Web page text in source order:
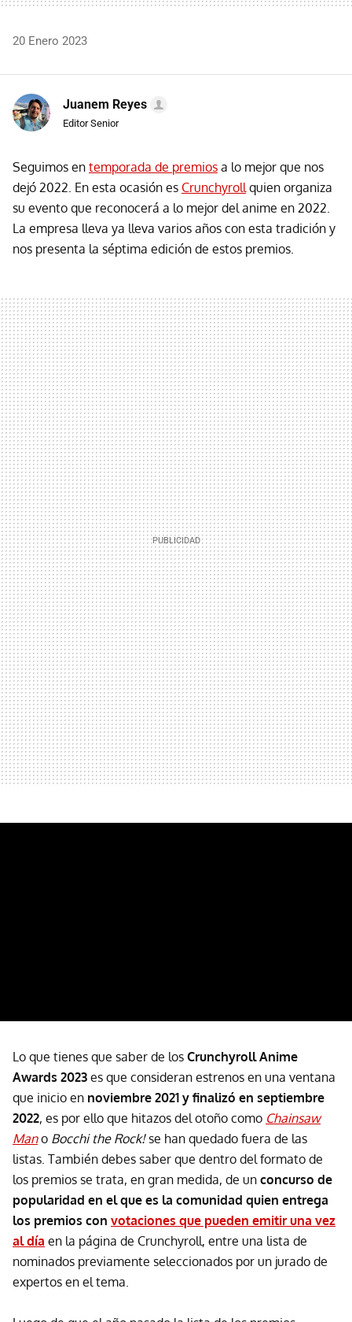
20 Enero 2023
Juanem Reyes
Editor Senior
Seguimos en temporada de premios a lo mejor que nos
dejó 2022. En esta ocasión es Crunchyroll quien organiza
su evento que reconocerá a lo mejor del anime en 2022.
La empresa lleva ya lleva varios años con esta tradición y
nos presenta la séptima edición de estos premios.
Lo que tienes que saber de los Crunchyroll Anime
Awards 2023 es que consideran estrenos en una ventana
que inicio en noviembre 2021 y finalizó en septiembre
2022, es por ello que hitazos del otoño como Chainsaw
Mano Bocchi the Rock!se han quedado fuera de las
listas. También debes saber que dentro del formato de
los premios se trata, en gran medida, de un concurso de
popularidad en el que es la comunidad quien entrega
los premios con votaciones que pueden emitir una vez
al día en la página de Crunchyroll, entre una lista de
nominados previamente seleccionados por un jurado de
expertos en el tema.